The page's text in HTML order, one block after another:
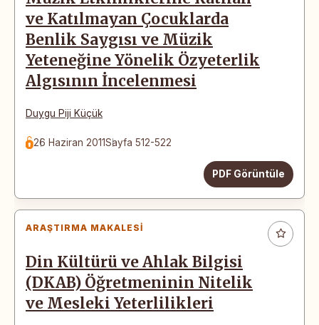
ve Katılmayan Çocuklarda
Benlik Saygısı ve Müzik
Yeteneğine Yönelik Özyeterlik
Algısının İncelenmesi
Duygu Piji Küçük
26 Haziran 2011Sayfa 512-522
PDF Görüntüle
ARAŞTIRMA MAKALESI
Din Kültürü ve Ahlak Bilgisi
(DKAB) Öğretmeninin Nitelik
ve Mesleki Yeterlilikleri